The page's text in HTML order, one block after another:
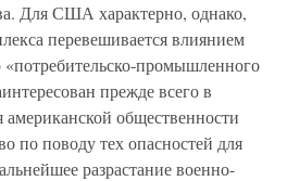
Для США характерно, однако,
перевешивается влиянием
«потребительско-промышленного
прежде всего в
общественности
по поводу тех опасностей для
разрастание военно-